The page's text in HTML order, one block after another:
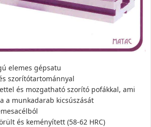
elemes gépsatu
szorítótartománnyal
és mozgatható szorító pofákkal, ami
a munkadarab kicsúszását
és keményített (58-62 HRC)